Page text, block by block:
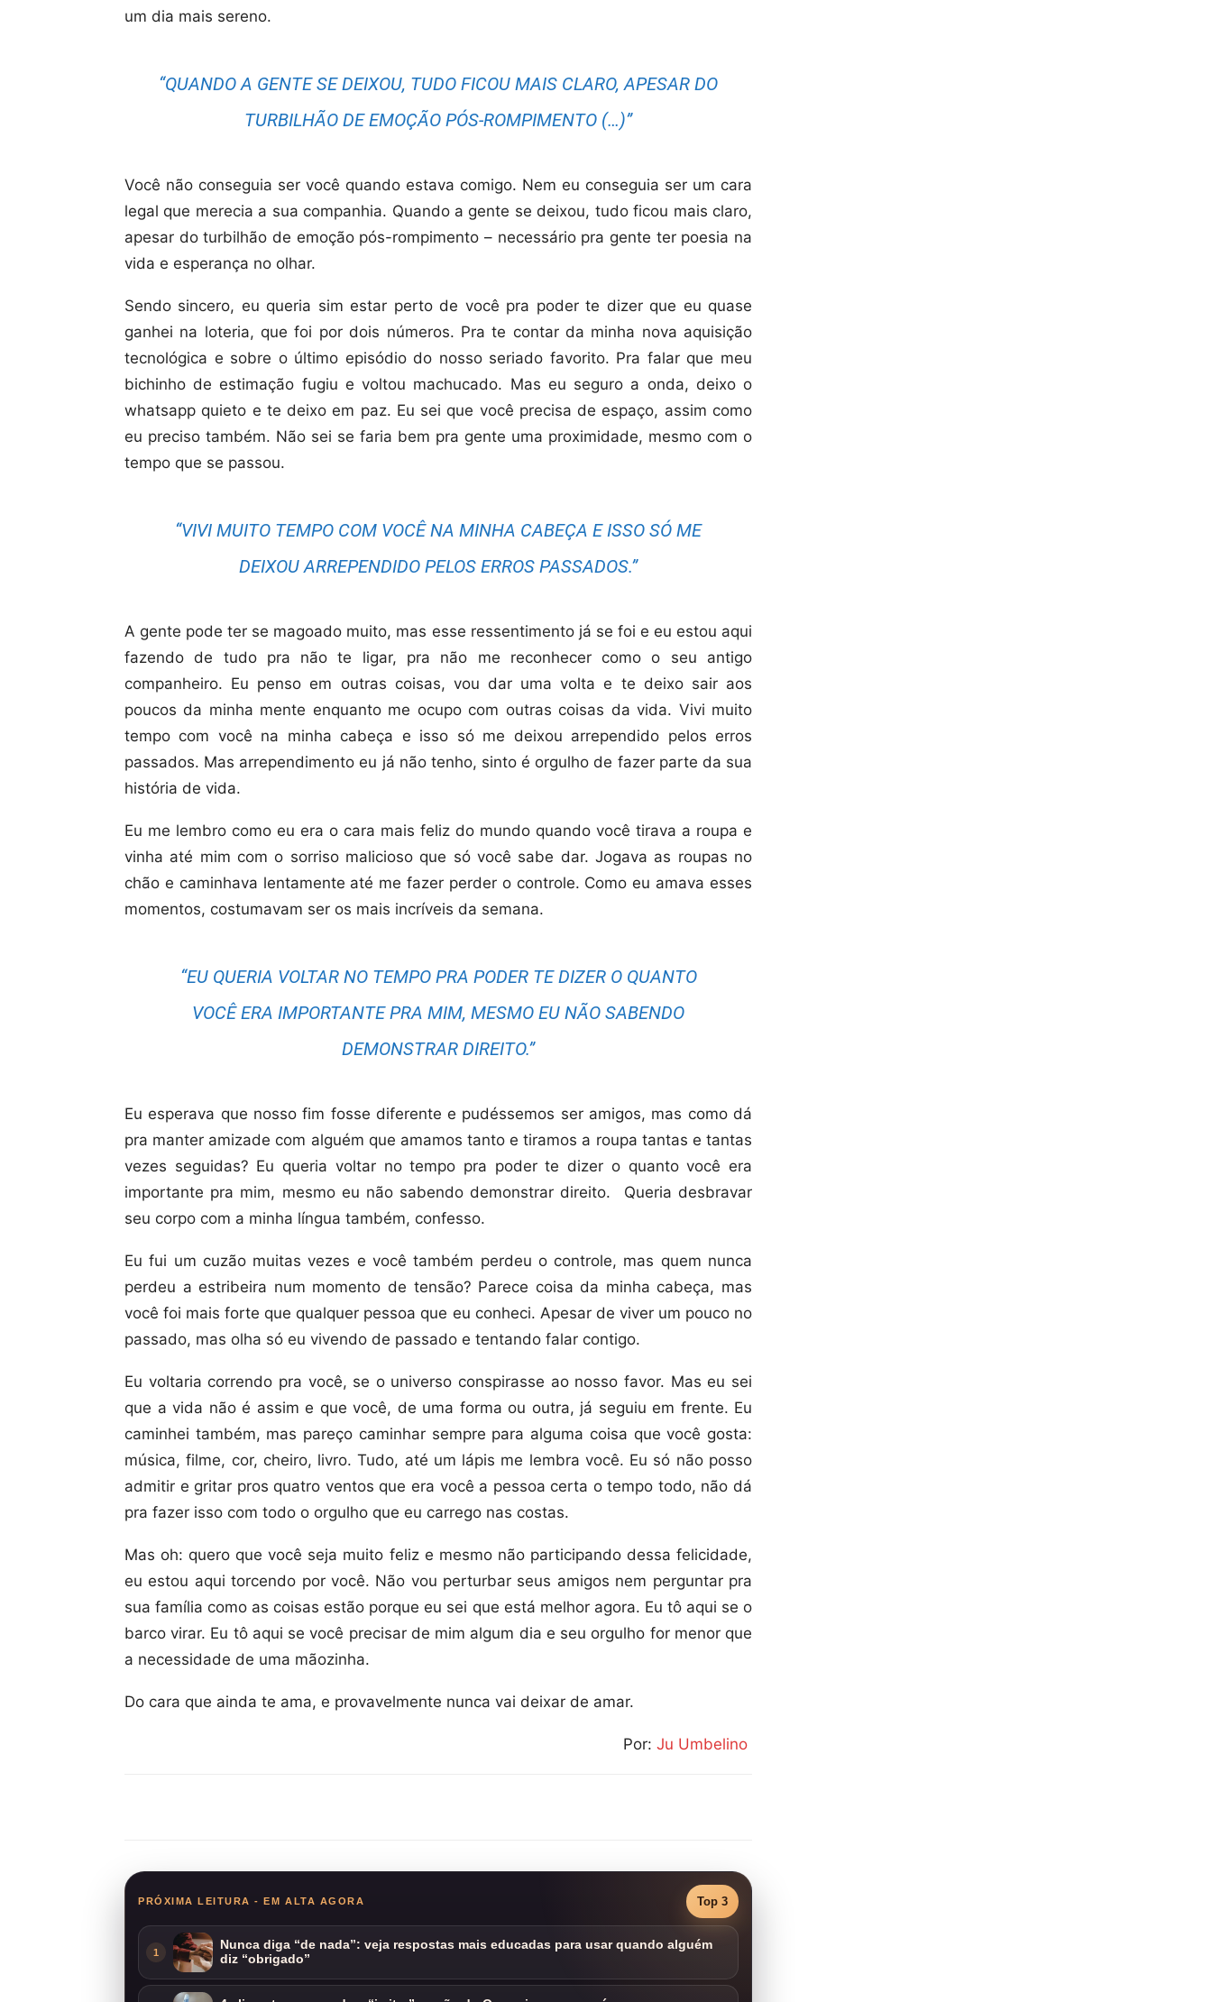
um dia mais sereno.
“QUANDO A GENTE SE DEIXOU, TUDO FICOU MAIS CLARO, APESAR DO
TURBILHÃO DE EMOÇÃO PÓS-ROMPIMENTO (…)”
Você não conseguia ser você quando estava comigo. Nem eu conseguia ser um cara
legal que merecia a sua companhia. Quando a gente se deixou, tudo ficou mais claro,
apesar do turbilhão de emoção pós-rompimento – necessário pra gente ter poesia na
vida e esperança no olhar.
Sendo sincero, eu queria sim estar perto de você pra poder te dizer que eu quase
ganhei na loteria, que foi por dois números. Pra te contar da minha nova aquisição
tecnológica e sobre o último episódio do nosso seriado favorito. Pra falar que meu
bichinho de estimação fugiu e voltou machucado. Mas eu seguro a onda, deixo o
whatsapp quieto e te deixo em paz. Eu sei que você precisa de espaço, assim como
eu preciso também. Não sei se faria bem pra gente uma proximidade, mesmo com o
tempo que se passou.
“VIVI MUITO TEMPO COM VOCÊ NA MINHA CABEÇA E ISSO SÓ ME
DEIXOU ARREPENDIDO PELOS ERROS PASSADOS.”
A gente pode ter se magoado muito, mas esse ressentimento já se foi e eu estou aqui
fazendo de tudo pra não te ligar, pra não me reconhecer como o seu antigo
companheiro. Eu penso em outras coisas, vou dar uma volta e te deixo sair aos
poucos da minha mente enquanto me ocupo com outras coisas da vida. Vivi muito
tempo com você na minha cabeça e isso só me deixou arrependido pelos erros
passados. Mas arrependimento eu já não tenho, sinto é orgulho de fazer parte da sua
história de vida.
Eu me lembro como eu era o cara mais feliz do mundo quando você tirava a roupa e
vinha até mim com o sorriso malicioso que só você sabe dar. Jogava as roupas no
chão e caminhava lentamente até me fazer perder o controle. Como eu amava esses
momentos, costumavam ser os mais incríveis da semana.
“EU QUERIA VOLTAR NO TEMPO PRA PODER TE DIZER O QUANTO
VOCÊ ERA IMPORTANTE PRA MIM, MESMO EU NÃO SABENDO
DEMONSTRAR DIREITO.”
Eu esperava que nosso fim fosse diferente e pudéssemos ser amigos, mas como dá
pra manter amizade com alguém que amamos tanto e tiramos a roupa tantas e tantas
vezes seguidas? Eu queria voltar no tempo pra poder te dizer o quanto você era
importante pra mim, mesmo eu não sabendo demonstrar direito. Queria desbravar
seu corpo com a minha língua também, confesso.
Eu fui um cuzão muitas vezes e você também perdeu o controle, mas quem nunca
perdeu a estribeira num momento de tensão? Parece coisa da minha cabeça, mas
você foi mais forte que qualquer pessoa que eu conheci. Apesar de viver um pouco no
passado, mas olha só eu vivendo de passado e tentando falar contigo.
Eu voltaria correndo pra você, se o universo conspirasse ao nosso favor. Mas eu sei
que a vida não é assim e que você, de uma forma ou outra, já seguiu em frente. Eu
caminhei também, mas pareço caminhar sempre para alguma coisa que você gosta:
música, filme, cor, cheiro, livro. Tudo, até um lápis me lembra você. Eu só não posso
admitir e gritar pros quatro ventos que era você a pessoa certa o tempo todo, não dá
pra fazer isso com todo o orgulho que eu carrego nas costas.
Mas oh: quero que você seja muito feliz e mesmo não participando dessa felicidade,
eu estou aqui torcendo por você. Não vou perturbar seus amigos nem perguntar pra
sua família como as coisas estão porque eu sei que está melhor agora. Eu tô aqui se o
barco virar. Eu tô aqui se você precisar de mim algum dia e seu orgulho for menor que
a necessidade de uma mãozinha.
Do cara que ainda te ama, e provavelmente nunca vai deixar de amar.
Por: Ju Umbelino
PRÓXIMA LEITURA - EM ALTA AGORA Top 3
1
Nunca diga “de nada”: veja respostas mais educadas para usar quando alguém
diz “obrigado”